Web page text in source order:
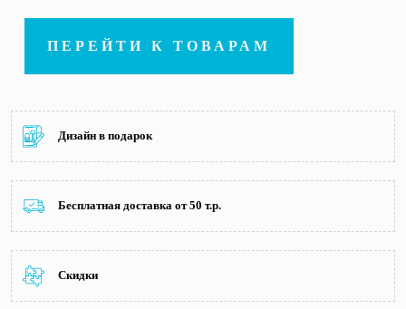
ПЕРЕЙТИ К ТОВАРАМ
Дизайн в подарок
Бесплатная доставка от 50 т.р.
Скидки